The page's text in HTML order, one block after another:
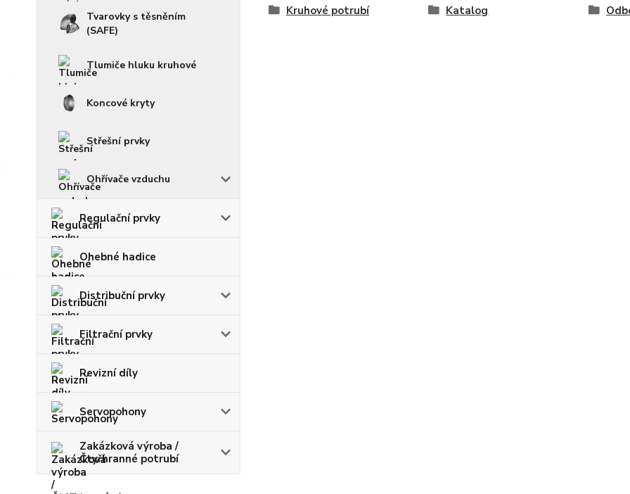
Tvarovky s těsněním
(SAFE)
Tlumiče hluku kruhové
Koncové kryty
Střešní prvky
Ohřívače vzduchu
Regulační prvky
Ohebné hadice
Distribuční prvky
Filtrační prvky
Revizní díly
Servopohony
Zakázková výroba /
Čtyřhranné potrubí
Kruhové potrubí Katalog